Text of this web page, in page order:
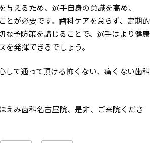
与えるため、選手自身の意識を高め、
とが必要です。歯科ケアを怠らず、定期的
な予防策を講じることで、選手はより健康
を発揮できるでしょう。
して通って頂ける怖くない、痛くない歯科
えみ歯科名古屋院、是非、ご来院くださ